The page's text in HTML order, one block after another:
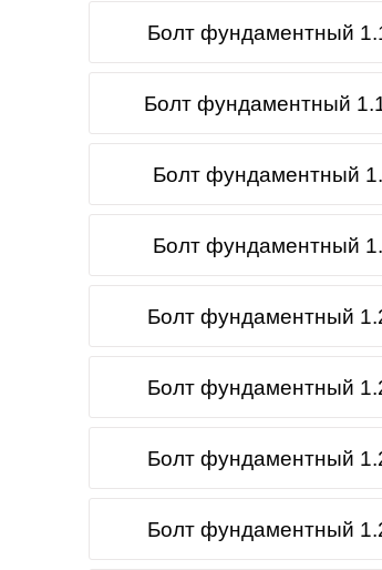
Болт фундаментный
Болт фундаментный
Болт фундаментный
Болт фундаментный
Болт фундаментный
Болт фундаментный
Болт фундаментный
Болт фундаментный